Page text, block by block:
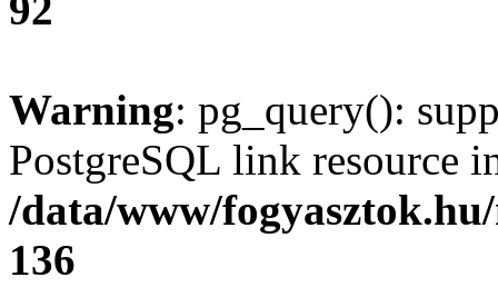
Warning: pg_query():
PostgreSQL link resource
/data/www/
136